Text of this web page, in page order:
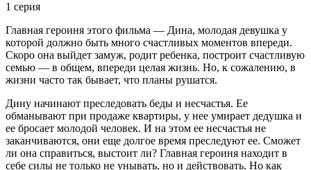
1 серия
Главная героиня этого фильма — Дина, молодая девушка у
которой должно быть много счастливых моментов впереди.
Скоро она выйдет замуж, родит ребенка, построит счастливую
семью — в общем, впереди целая жизнь. Но, к сожалению, в
жизни часто так бывает, что планы рушатся.
Дину начинают преследовать беды и несчастья. Ее
обманывают при продаже квартиры, у нее умирает дедушка и
ее бросает молодой человек. И на этом ее несчастья не
заканчиваются, они еще долгое время преследуют ее. Сможет
ли она справиться, выстоит ли? Главная героиня находит в
себе силы не только не унывать, но и действовать. Но как